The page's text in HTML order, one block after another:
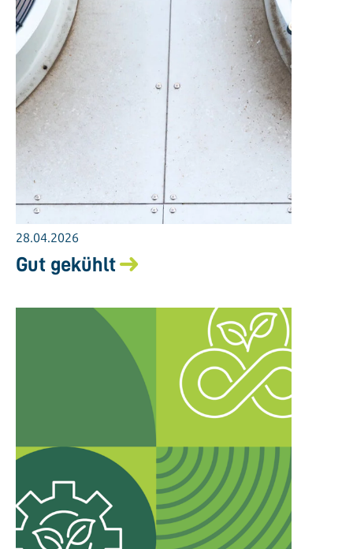
28.04.2026
Gut gekühlt